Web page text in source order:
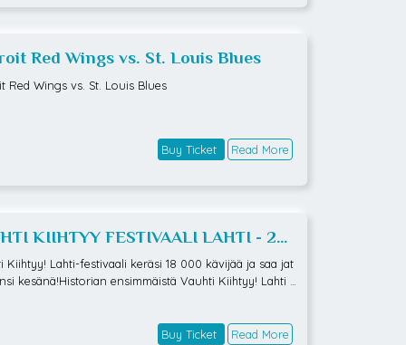
Red Wings vs. St. Louis Blues
Red Wings vs. St. Louis Blues
Buy Ticket Read More
KIIHTYY FESTIVAALI LAHTI - 2
KAVERILIPPU K-18
Kiihtyy! Lahti-festivaali keräsi 18 000 kävijää ja saa jat
kesänä!Historian ensimmäistä Vauhti Kiihtyy! Lahti -
Vuoden 2026 festivaali järjestetään samassa paik
Buy Ticket Read More